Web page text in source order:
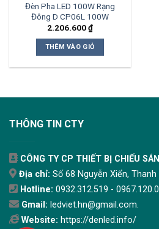
Đèn Pha LED 100W Rạng
Đông D CP06L 100W
2.206.600₫
THÊM VÀO GIỎ
THÔNG TIN CTY
CÔNG TY CP THIẾT BỊ CHIẾU
Địa chỉ: Số 68 Nguyễn Xiển, Thanh
Hotline: 0932.312.519 -
Gmail: ledviet.hn@gmail.com.
Website: https://denled.info/